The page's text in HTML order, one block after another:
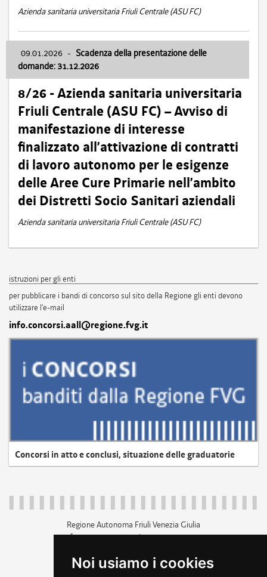
Noi usiamo i cookies
Azienda sanitaria universitaria Friuli Centrale (ASU FC)
09.01.2026 - Scadenza della presentazione delle
domande: 31.12.2026
8/26 - Azienda sanitaria universitaria
Friuli Centrale (ASU FC) – Avviso di
manifestazione di interesse
finalizzato all’attivazione di contratti
di lavoro autonomo per le esigenze
delle Aree Cure Primarie nell’ambito
dei Distretti Socio Sanitari aziendali
Azienda sanitaria universitaria Friuli Centrale (ASU FC)
istruzioni per gli enti
per pubblicare i bandi di concorso sul sito della Regione gli enti devono
utilizzare l'e-mail
info.concorsi.aall@regione.fvg.it
Concorsi in atto e conclusi, situazione delle graduatorie
Regione Autonoma Friuli Venezia Giulia
c.f. 80014930327; p.iva 00526040324
+39 040 3771111